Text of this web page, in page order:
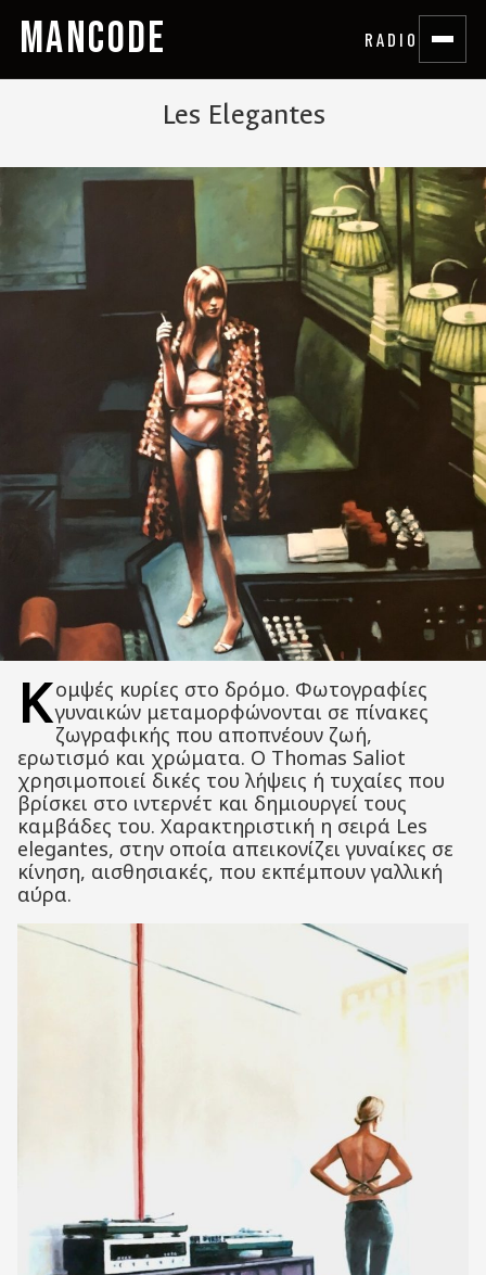
MANCODE RADIO
Les Elegantes
Κ ομψές κυρίες στο δρόμο. Φωτογραφίες
γυναικών μεταμορφώνονται σε πίνακες
ζωγραφικής που αποπνέουν ζωή,
ερωτισμό και χρώματα. Ο Thomas Saliot
χρησιμοποιεί δικές του λήψεις ή τυχαίες που
βρίσκει στο ιντερνέτ και δημιουργεί τους
καμβάδες του. Χαρακτηριστική η σειρά Les
elegantes, στην οποία απεικονίζει γυναίκες σε
κίνηση, αισθησιακές, που εκπέμπουν γαλλική
αύρα.